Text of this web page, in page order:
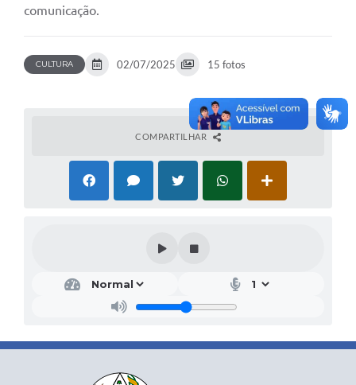
comunicação.
CULTURA 02/07/2025 15 fotos
COMPARTILHAR